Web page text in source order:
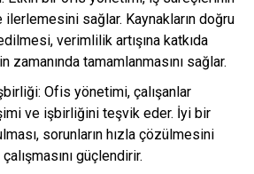
ilerlemesini sağlar. Kaynakların doğru
verimlilik artışına katkıda
zamanında tamamlanmasını sağlar.
Ofis yönetimi, çalışanlar
ve işbirliğini teşvik eder. İyi bir
sorunların hızla çözülmesini
güçlendirir.